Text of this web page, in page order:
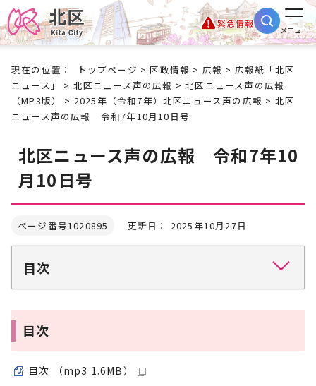
緊急情報
メニュー
現在の位置： トップページ >区政情報 > 広報 > 広報紙「北区
ニュース」
> 北区ニュース声の広報 >北区ニュース声の広報
（MP3版）
> 2025年（令和7年）北区ニュース声の広報 > 北区
ニュース声の広報 令和7年10月10日号
北区ニュース声の広報 令和7年10
月10日号
ページ番号1020895 更新日： 2025年10月27日
目次
目次
目次 （mp3 1.6MB）